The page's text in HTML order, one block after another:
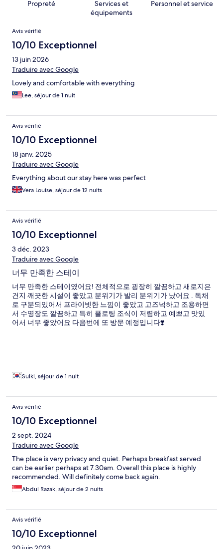
Propreté
Services et
équipements
Personnel et service
Avis
Avis vérifié
10/10 Exceptionnel
13 juin 2026
Traduire avec Google
Lovely and comfortable with everything
Lee, séjour de 1 nuit
Avis vérifié
10/10 Exceptionnel
18 janv. 2025
Traduire avec Google
Everything about our stay here was perfect
Vera Louise, séjour de 12 nuits
Avis vérifié
10/10 Exceptionnel
3 déc. 2023
Traduire avec Google
너무 만족한 스테이
너무 만족한 스테이였어요! 전체적으로 굉장히 깔끔하고 새로지은
건지 깨끗한 시설이 좋았고 분위기가 발리 분위기가 났어요 . 독채
로 구분되있어서 프라이빗한 느낌이 좋았고 고즈넉하고 조용하면
서 수영장도 깔끔하고 특히 플로팅 조식이 저렴하고 예쁘고 맛있
어서 너무 좋았어요 다음번에 또 방문 예정입니다❣️
Sulki, séjour de 1 nuit
Avis vérifié
10/10 Exceptionnel
2 sept. 2024
Traduire avec Google
The place is very privacy and quiet. Perhaps breakfast served
can be earlier perhaps at 7.30am. Overall this place is highly
recommended. Will definitely come back again.
Abdul Razak, séjour de 2 nuits
Avis vérifié
10/10 Exceptionnel